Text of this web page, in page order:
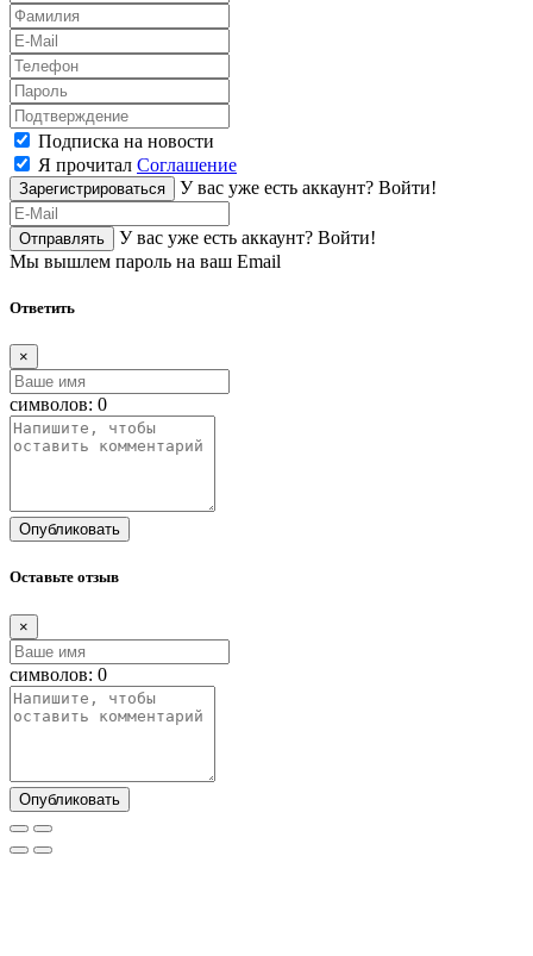
Подписка на новости
Я прочитал Соглашение
Зарегистрироваться У вас уже есть аккаунт? Войти!
Отправлять У вас уже есть аккаунт? Войти!
Мы вышлем пароль на ваш Email
Ответить
×
символов: 0
Опубликовать
Оставьте отзыв
×
символов: 0
Опубликовать